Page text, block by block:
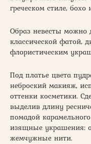
греческом стиле, бохо
Образ невесты
классической фатой,
флористическим
Под платье цвета
неброский макияж,
оттенки косметики.
выделив длину
помадой
изящные украшения:
жемчужные нити.